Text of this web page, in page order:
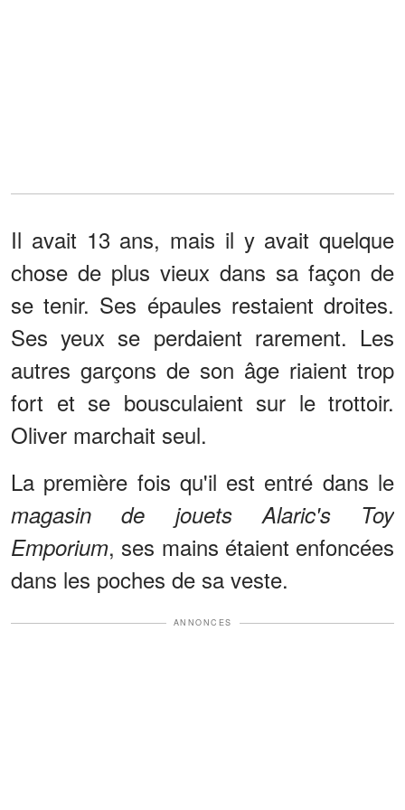
Il avait 13 ans, mais il y avait quelque
chose de plus vieux dans sa façon de
se tenir. Ses épaules restaient droites.
Ses yeux se perdaient rarement. Les
autres garçons de son âge riaient trop
fort et se bousculaient sur le trottoir.
Oliver marchait seul.
La première fois qu'il est entré dans le
magasin de jouets Alaric's Toy
Emporium, ses mains étaient enfoncées
dans les poches de sa veste.
ANNONCES